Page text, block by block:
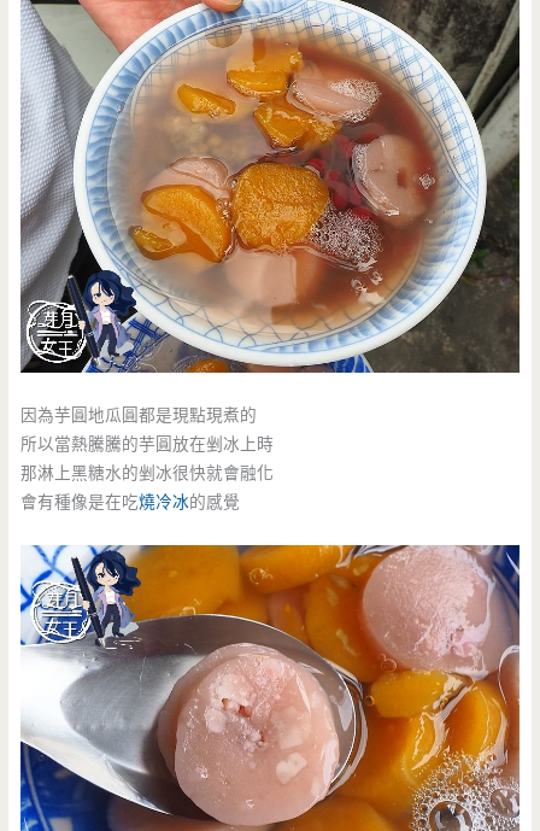
因為芋圓地瓜圓都是現點現煮的
所以當熱騰騰的芋圓放在剉冰上時
那淋上黑糖水的剉冰很快就會融化
會有種像是在吃燒冷冰的感覺